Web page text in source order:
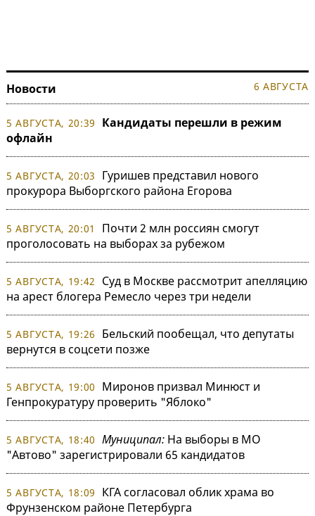
Новости 6 АВГУСТА
5 АВГУСТА, 20:39
Кандидаты перешли в режим
офлайн
5 АВГУСТА, 20:03
Гуришев представил нового
прокурора Выборгского района Егорова
5 АВГУСТА, 20:01
Почти 2 млн россиян смогут
проголосовать на выборах за рубежом
5 АВГУСТА, 19:42
Суд в Москве рассмотрит апелляцию
на арест блогера Ремесло через три недели
5 АВГУСТА, 19:26
Бельский пообещал, что депутаты
вернутся в соцсети позже
5 АВГУСТА, 19:00
Миронов призвал Минюст и
Генпрокуратуру проверить "Яблоко"
5 АВГУСТА, 18:40 Муниципал: На выборы в МО
"Автово" зарегистрировали 65 кандидатов
5 АВГУСТА, 18:09
КГА согласовал облик храма во
Фрунзенском районе Петербурга